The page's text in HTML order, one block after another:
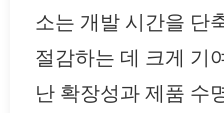
소는 개발 시간을 단
절감하는 데 크게 기
난 확장성과 제품 수